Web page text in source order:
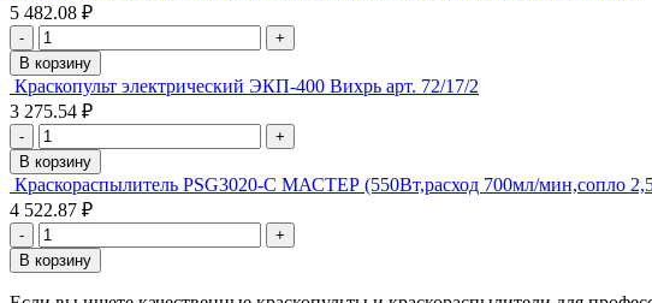
5 482.08 ₽
-
+
В корзину
Краскопульт электрический ЭКП-400 Вихрь арт. 72/17/2
3 275.54 ₽
-
+
В корзину
Краскораспылитель PSG3020-C МАСТЕР (550Вт,расход 700мл/мин,сопло
4 522.87 ₽
-
+
В корзину